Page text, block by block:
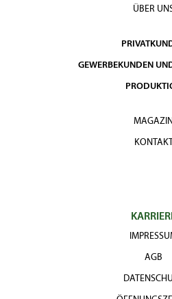
ÜBER
GEWERBEKUNDEN
KONTAKT
AGB